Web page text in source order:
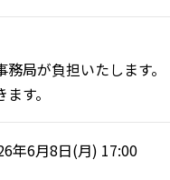
局が負担いたします。
す。
年6月8日(月) 17:00